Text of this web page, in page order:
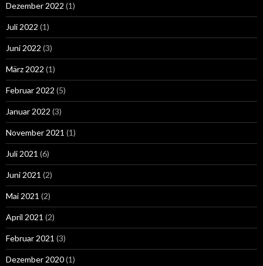
Dezember 2022 (1)
Juli 2022 (1)
Juni 2022 (3)
März 2022 (1)
Februar 2022 (5)
Januar 2022 (3)
November 2021 (1)
Juli 2021 (6)
Juni 2021 (2)
Mai 2021 (2)
April 2021 (2)
Februar 2021 (3)
Dezember 2020(1)